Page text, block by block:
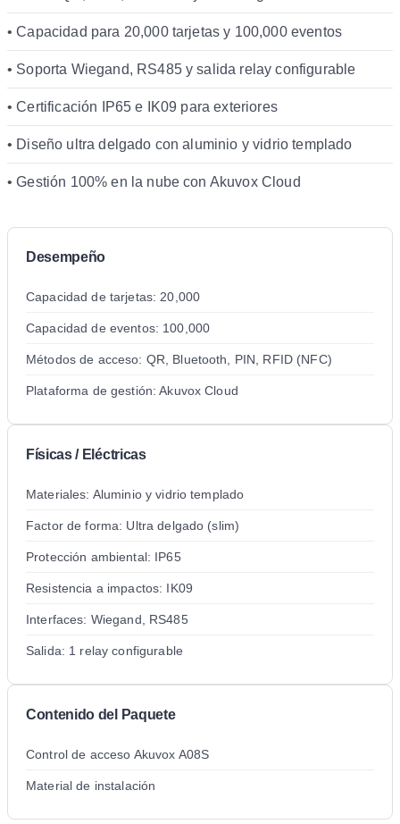
• Capacidad para 20,000 tarjetas y 100,000 eventos
• Soporta Wiegand, RS485 y salida relay configurable
• Certificación IP65 e IK09 para exteriores
• Diseño ultra delgado con aluminio y vidrio templado
• Gestión 100% en la nube con Akuvox Cloud
Desempeño
Capacidad de tarjetas: 20,000
Capacidad de eventos: 100,000
Métodos de acceso: QR, Bluetooth, PIN, RFID (NFC)
Plataforma de gestión: Akuvox Cloud
Físicas / Eléctricas
Materiales: Aluminio y vidrio templado
Factor de forma: Ultra delgado (slim)
Protección ambiental: IP65
Resistencia a impactos: IK09
Interfaces: Wiegand, RS485
Salida: 1 relay configurable
Contenido del Paquete
Control de acceso Akuvox A08S
Material de instalación